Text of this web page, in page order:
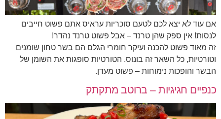
אם עוד לא יצא לכם לטעם סוכריות עראיס אתם פשוט חייבים
לנסות! אין ספק שהן טרנד – אבל פשוט טרנד נהדר!
זה מאוד פשוט להכנה ועיקר חומרי הגלם הם בשר טחון שומנים
וטורטיות, כל השאר זה בונוס. הטורטיות סופגות את השומן של
הבשר והופכות נימוחות – פשוט מעדן.
כנפיים חגיגיות – ברוטב מתקתק